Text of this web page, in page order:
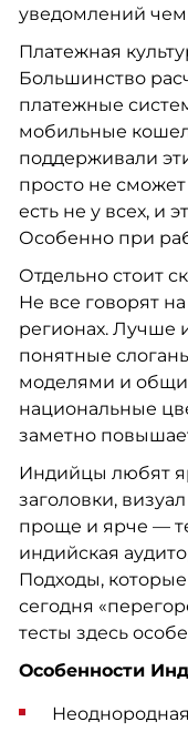
уведомлений
Платежная
Большинство
платежные
мобильные
поддерживали
просто не
есть не у всех, и
Особенно при
Отдельно стоит
Не все говорят
регионах. Лучше
понятные
моделями и
национальные
заметно
Индийцы любят
заголовки,
проще и ярче —
индийская
Подходы,
сегодня
тесты здесь
Особенности